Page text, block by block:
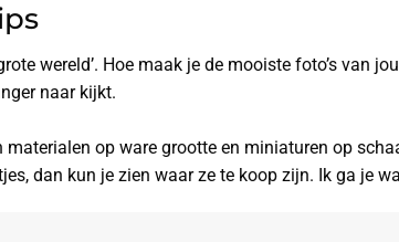
wereld’. Hoe maak je de mooiste foto’s
naar kijkt.
op ware grootte en miniaturen op
dan kun je zien waar ze te koop zijn. Ik ga je